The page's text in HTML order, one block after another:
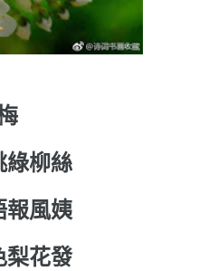
綠柳絲
報風姨
梨花發